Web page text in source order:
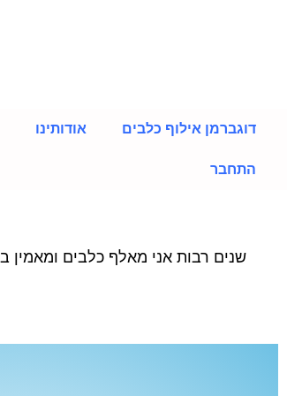
דוגברמן אילוף כלבים אודותינו
התחבר
שנים רבות אני מאלף כלבים ומאמין